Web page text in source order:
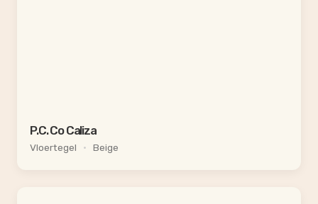
P.C. Co Caliza
Vloertegel • Beige